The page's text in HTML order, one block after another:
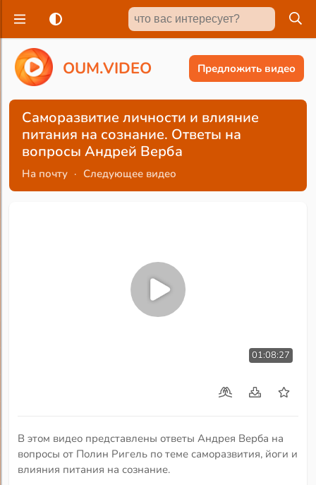
OUM.VIDEO Предложить видео
Саморазвитие личности и влияние
питания на сознание. Ответы на
вопросы Андрей Верба
На почту · Следующее видео
01:08:27
В этом видео представлены ответы Андрея Верба на
вопросы от Полин Ригель по теме саморазвития, йоги и
влияния питания на сознание.